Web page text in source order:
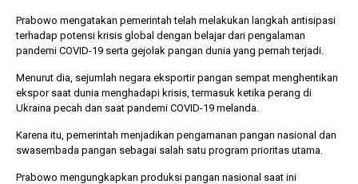
Prabowo mengatakan pemerintah telah melakukan langkah antisipasi
terhadap potensi krisis global dengan belajar dari pengalaman
pandemi COVID-19 serta gejolak pangan dunia yang pernah terjadi.
Menurut dia, sejumlah negara eksportir pangan sempat menghentikan
ekspor saat dunia menghadapi krisis, termasuk ketika perang di
Ukraina pecah dan saat pandemi COVID-19 melanda.
Karena itu, pemerintah menjadikan pengamanan pangan nasional dan
swasembada pangan sebagai salah satu program prioritas utama.
Prabowo mengungkapkan produksi pangan nasional saat ini